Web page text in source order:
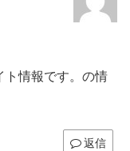
ト情報です。の情
返信